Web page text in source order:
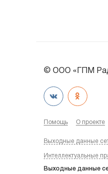
© ООО «ГПМ
Помощь О проекте
Выходные данные
Интеллектуальные
Выходные данные